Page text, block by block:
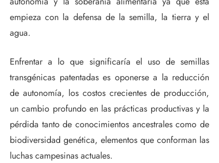
empieza con la defensa de la semilla, la tierra y el
agua.
Enfrentar a lo que significaría el uso de semillas
transgénicas patentadas es oponerse a la reducción
de autonomía, los costos crecientes de producción,
un cambio profundo en las prácticas productivas y la
pérdida tanto de conocimientos ancestrales como de
biodiversidad genética, elementos que conforman las
luchas campesinas actuales.